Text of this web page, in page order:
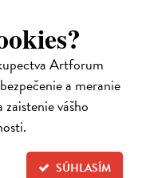
Artforum
a meranie
vášho
SÚHLASÍM
a